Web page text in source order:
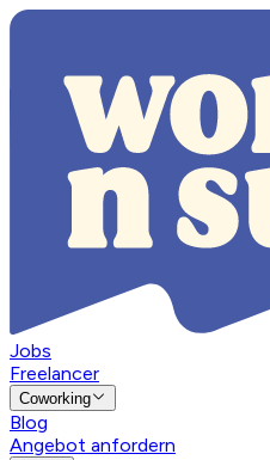
Jobs
Freelancer
Coworking
Blog
Angebot anfordern